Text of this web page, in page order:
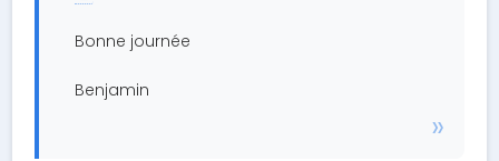
Bonne journée
Benjamin